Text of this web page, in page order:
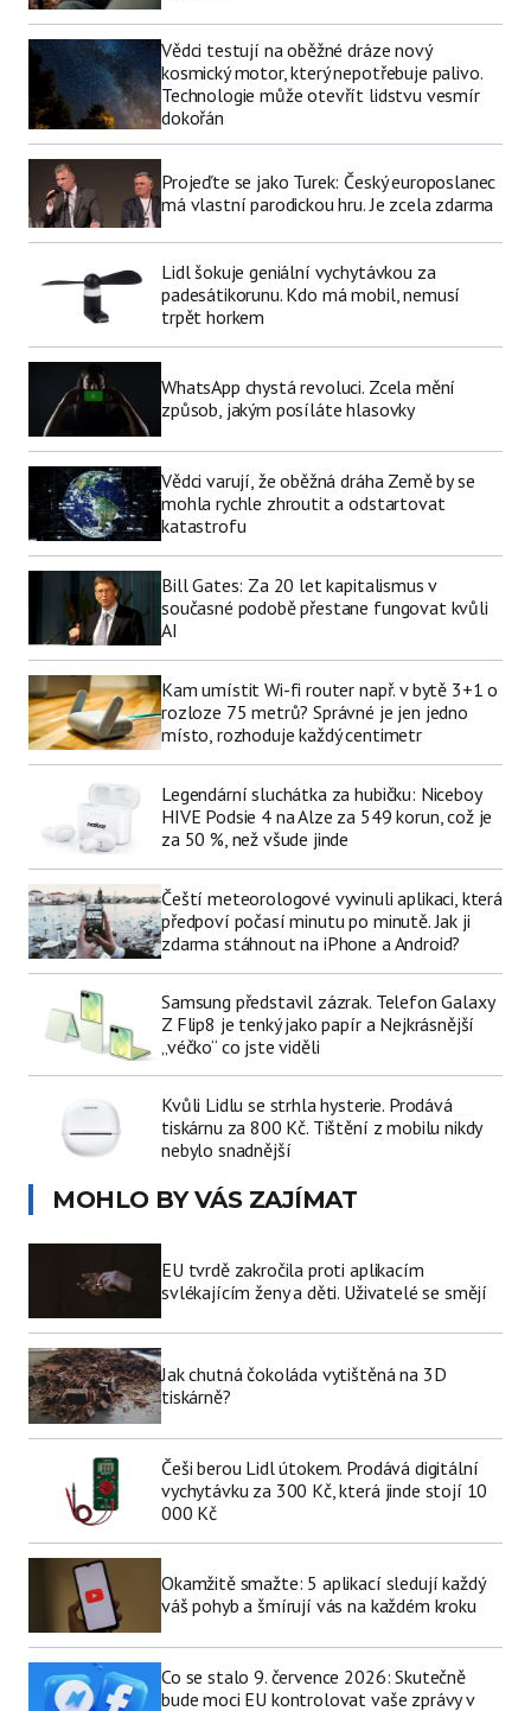
Vědci testují na oběžné dráze nový
kosmický motor, který nepotřebuje palivo.
Technologie může otevřít lidstvu vesmír
dokořán
Projeďte se jako Turek: Český europoslanec
má vlastní parodickou hru. Je zcela zdarma
Lidl šokuje geniální vychytávkou za
padesátikorunu. Kdo má mobil, nemusí
trpět horkem
WhatsApp chystá revoluci. Zcela mění
způsob, jakým posíláte hlasovky
Vědci varují, že oběžná dráha Země by se
mohla rychle zhroutit a odstartovat
katastrofu
Bill Gates: Za 20 let kapitalismus v
současné podobě přestane fungovat kvůli
AI
Kam umístit Wi-fi router např. v bytě 3+1 o
rozloze 75 metrů? Správné je jen jedno
místo, rozhoduje každý centimetr
Legendární sluchátka za hubičku: Niceboy
HIVE Podsie 4 na Alze za 549 korun, což je
za 50 %, než všude jinde
Čeští meteorologové vyvinuli aplikaci, která
předpoví počasí minutu po minutě. Jak ji
zdarma stáhnout na iPhone a Android?
Samsung představil zázrak. Telefon Galaxy
Z Flip8 je tenký jako papír a Nejkrásnější
„véčko“ co jste viděli
Kvůli Lidlu se strhla hysterie. Prodává
tiskárnu za 800 Kč. Tištění z mobilu nikdy
nebylo snadnější
MOHLO BY VÁS ZAJÍMAT
EU tvrdě zakročila proti aplikacím
svlékajícím ženy a děti. Uživatelé se smějí
Jak chutná čokoláda vytištěná na 3D
tiskárně?
Češi berou Lidl útokem. Prodává digitální
vychytávku za 300 Kč, která jinde stojí 10
000 Kč
Okamžitě smažte: 5 aplikací sledují každý
váš pohyb a šmírují vás na každém kroku
Co se stalo 9. července 2026: Skutečně
bude moci EU kontrolovat vaše zprávy v